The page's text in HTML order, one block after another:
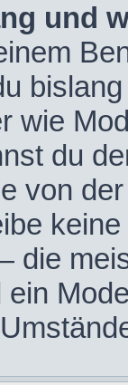
und
wie
du
von
die